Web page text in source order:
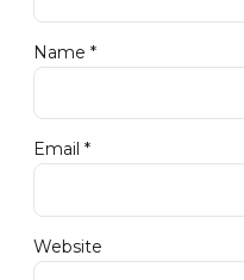
Name *
Email *
Website